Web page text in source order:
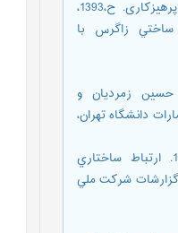
-[3]زمانی. ب، کیانی زاده. ن ، پرهیزکاری. ح،1393،
زاگرس با
حسین زمردیان و
انتشارات دانشگاه تهران،
-[5]طالبی، ح. نریمانی، ح. 1388. ارتباط ساختاري
گزارشات شركت ملي